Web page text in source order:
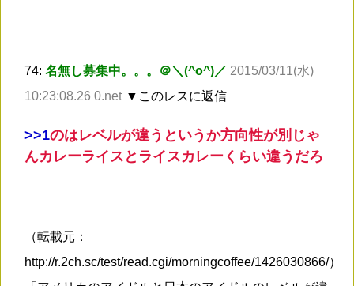
74: 名無し募集中。。。＠＼(^o^)／ 2015/03/11(水)
10:23:08.26 0.net ▼このレスに返信
>>1のはレベルが違うというか方向性が別じゃ
んカレーライスとライスカレーくらい違うだろ
（転載元：
http://r.2ch.sc/test/read.cgi/morningcoffee/1426030866/）